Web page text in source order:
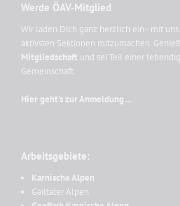
Werde ÖAV-Mitglied
Wir laden Dich ganz herzlich ein - mit
aktivsten Sektionen mitzumachen.
Mitgliedschaft und sei Teil einer
Gemeinschaft.
Hier geht's zur Anmeldung ...
Arbeitsgebiete:
Karnische Alpen
Gailtaler Alpen